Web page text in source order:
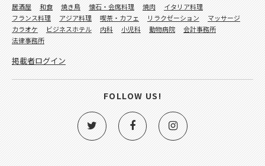
居酒屋 和食 焼き鳥 懐石・会席料理 焼肉
イタリア料理
フランス料理
アジア料理 喫茶・カフェ リラクゼーション
マッサージ
カラオケ
ビジネスホテル 内科 小児科 動物病院
会計事務所
法律事務所
掲載者ログイン
FOLLOW US!